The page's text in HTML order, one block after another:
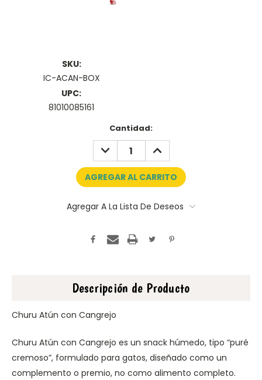
SKU:
IC-ACAN-BOX
UPC:
81010085161
Disponibles:Cantidad:
RESTAR: AÑADIR:
Agregar A La Lista De Deseos
Descripción de Producto
Churu Atún con Cangrejo
Churu Atún con Cangrejo es un snack húmedo, tipo “puré
cremoso”, formulado para gatos, diseñado como un
complemento o premio, no como alimento completo.